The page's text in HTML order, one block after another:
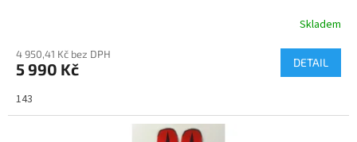
Skladem
4 950,41 Kč bez DPH
5 990 Kč DETAIL
143